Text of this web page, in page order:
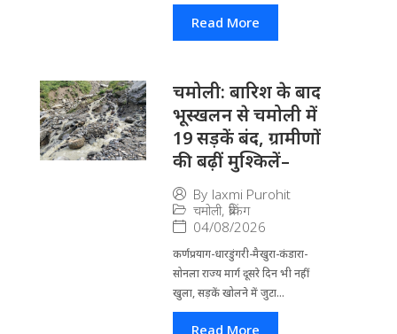
Read More
चमोली: बारिश के बाद
भूस्खलन से चमोली में
19 सड़कें बंद, ग्रामीणों
की बढ़ीं मुश्किलें–
By laxmi Purohit
चमोली, ब्रेकिंग
04/08/2026
कर्णप्रयाग-धारडुंगरी-मैखुरा-कंडारा-
सोनला राज्य मार्ग दूसरे दिन भी नहीं
खुला, सड़कें खोलने में जुटा...
Read More